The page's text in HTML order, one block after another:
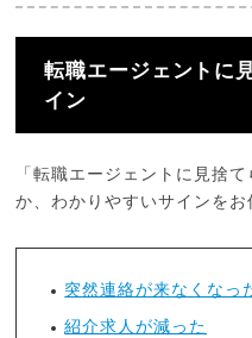
転職エージェントに
イン
「転職エージェントに見捨
か、わかりやすいサインをお
突然連絡が来なくなっ
紹介求人が減った